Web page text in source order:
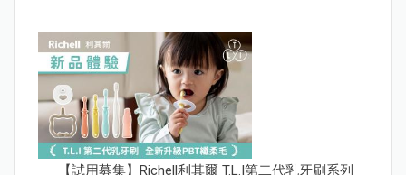
【試用募集】Richell利其爾 T.L.I第二代乳牙刷系列